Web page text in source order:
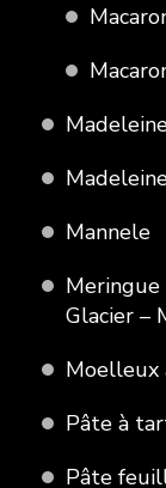
Mannele
Glacier –
Moelleux
Pâte à
Pâte